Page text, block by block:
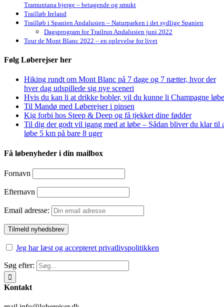
Tramuntana bjerge – betagende og smukt
Trailløb Ireland
Trailløb i Spanien Andalusien – Naturparken i det sydlige Spanien
Dagsprogram for Trailrun Andalusien juni 2022
Tour de Mont Blanc 2022 – en oplevelse for livet
Følg Løberejser her
Hiking rundt om Mont Blanc på 7 dage og 7 nætter, hvor der
hver dag udspillede sig nye sceneri
Hvis du kan li at drikke bobler, vil du kunne li Champagne
Til Mandø med Løberejser i pinsen
Kig forbi hos Steep & Deep og få tjekket dine fødder
Til dig der godt vil igang med at løbe – Sådan bliver du klar til
løbe 5 km på bare 8 uger
Få løbenyheder i din mailbox
Fornavn
Efternavn
Email adresse:
Jeg har læst og accepteret privatlivspolitikken
Søg efter:
Kontakt